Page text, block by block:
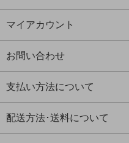
マイアカウント
お問い合わせ
支払い方法について
配送方法･送料について